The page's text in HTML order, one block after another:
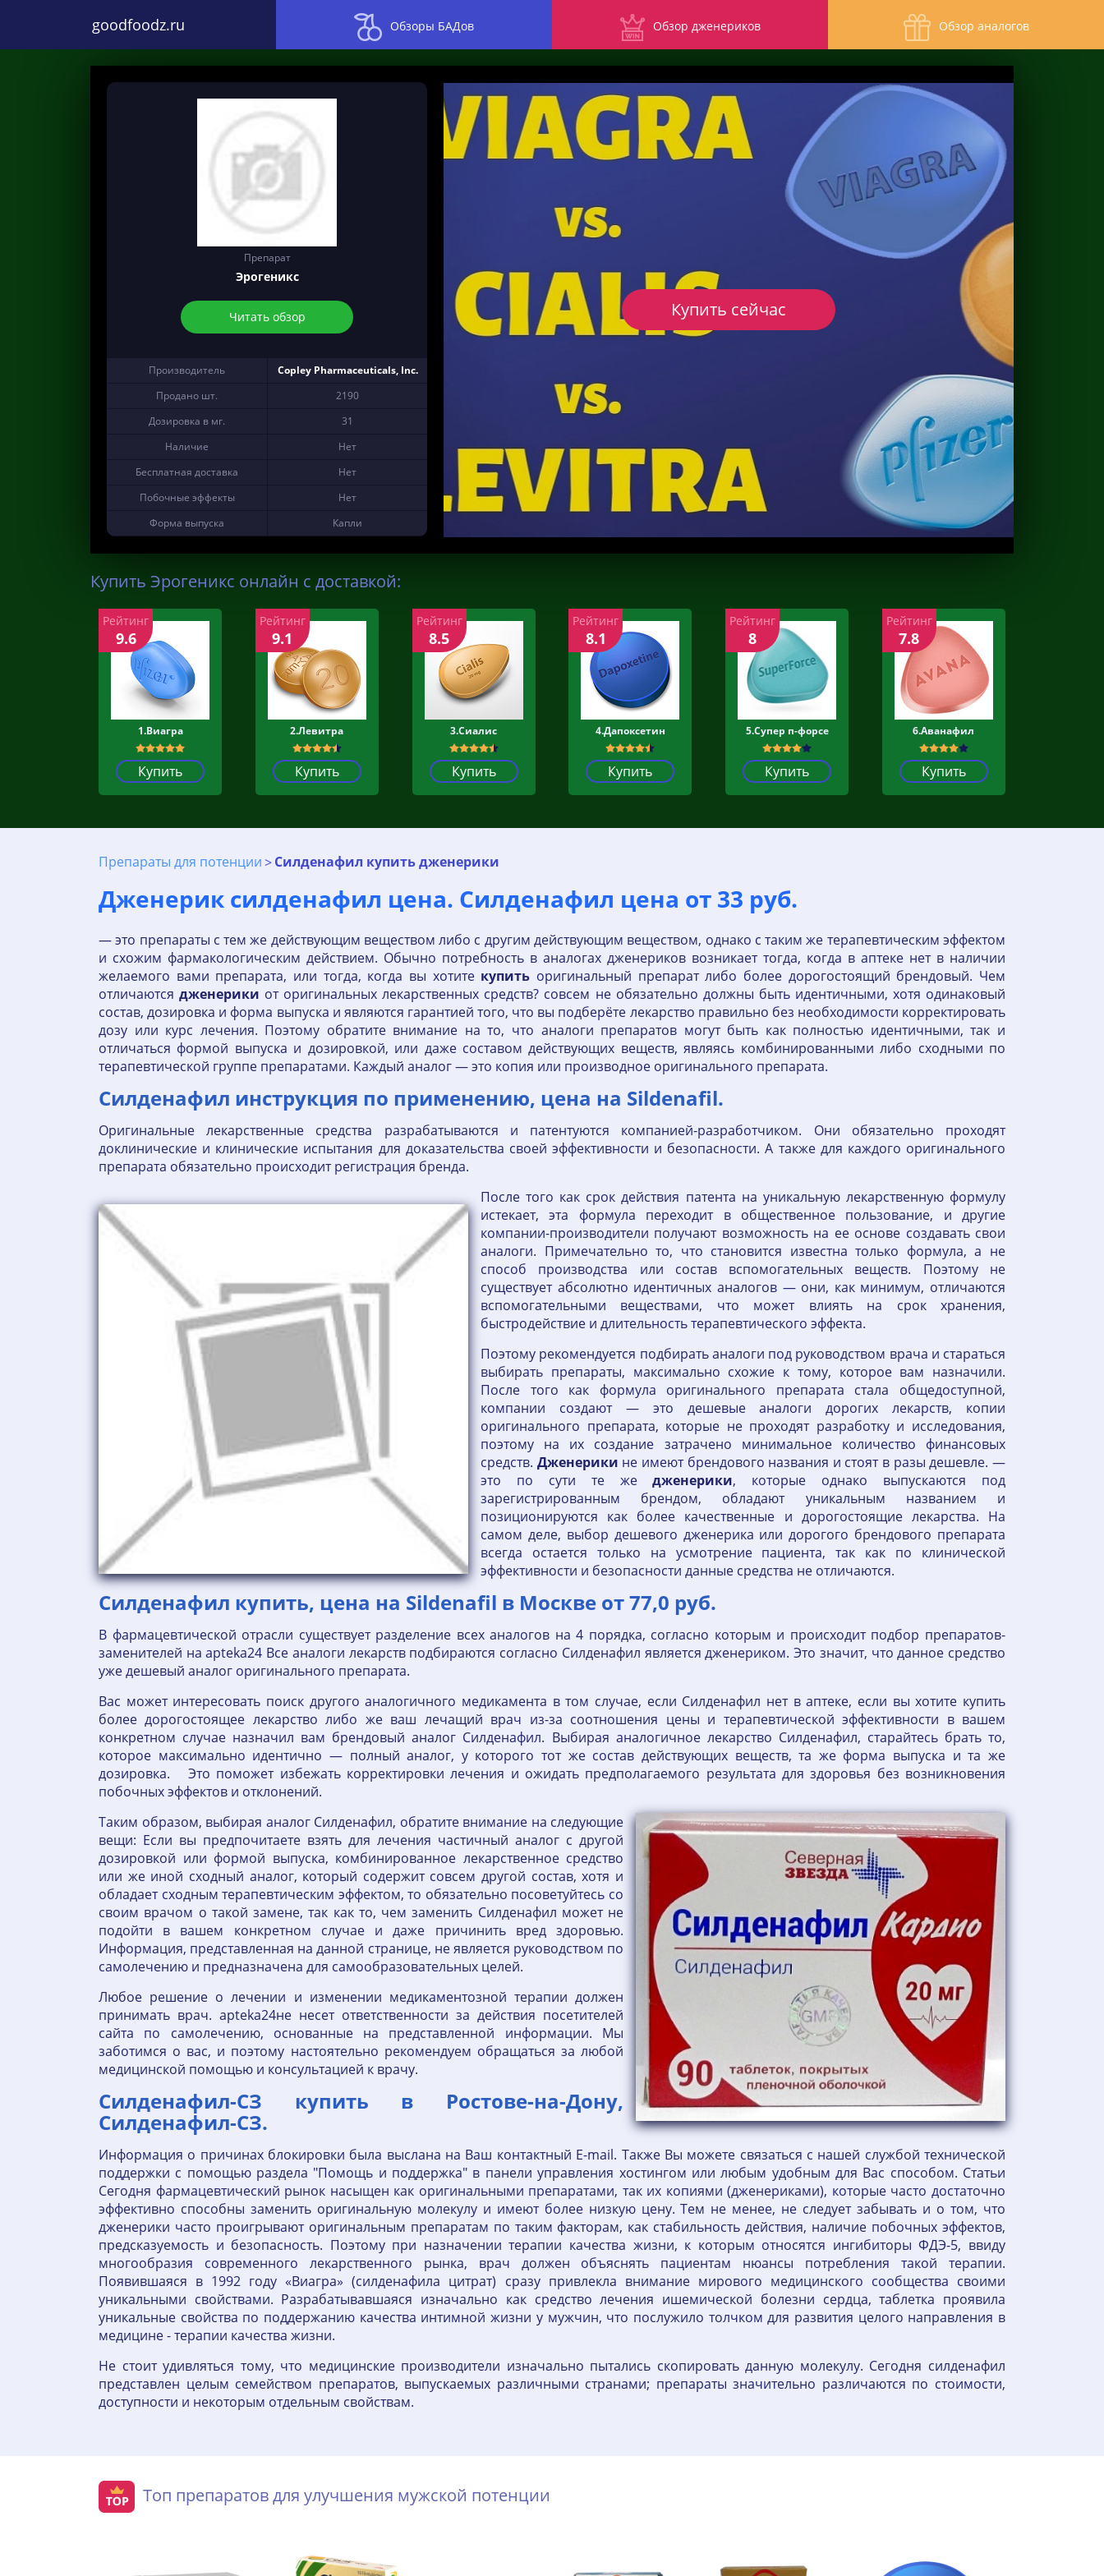
goodfoodz.ru Обзоры БАДов Обзор дженериков Обзор аналогов
Препарат
Эрогеникс
Читать обзор
Производитель
Copley Pharmaceuticals, Inc.
Продано шт.
2190
Дозировка в мг.
31
Наличие
Нет
Бесплатная доставка
Нет
Побочные эффекты
Нет
Форма выпуска
Капли
Купить сейчас
Купить Эрогеникс онлайн с доставкой:
1.Виагра
Купить
Рейтинг
9.6
2.Левитра
Купить
Рейтинг
9.1
3.Сиалис
Купить
Рейтинг
8.5
4.Дапоксетин
Купить
Рейтинг
8.1
5.Супер п-форсе
Купить
Рейтинг
8
6.Аванафил
Купить
Рейтинг
7.8
Препараты для потенции Силденафил купить дженерики
Дженерик силденафил цена. Силденафил цена от 33 руб.
— это препараты с тем же действующим веществом либо с другим действующим веществом, однако с таким же терапевтическим эффектом
и схожим фармакологическим действием. Обычно потребность в аналогах дженериков возникает тогда, когда в аптеке нет в наличии
желаемого вами препарата, или тогда, когда вы хотите купить оригинальный препарат либо более дорогостоящий брендовый. Чем
отличаютсядженерики от оригинальных лекарственных средств? совсем не обязательно должны быть идентичными, хотя одинаковый
состав, дозировка и форма выпуска и являются гарантией того, что вы подберёте лекарство правильно без необходимости корректировать
дозу или курс лечения. Поэтому обратите внимание на то, что аналоги препаратов могут быть как полностью идентичными, так и
отличаться формой выпуска и дозировкой, или даже составом действующих веществ, являясь комбинированными либо сходными по
терапевтической группе препаратами. Каждый аналог — это копия или производное оригинального препарата.
Силденафил инструкция по применению, цена на Sildenafil.
Оригинальные лекарственные средства разрабатываются и патентуются компанией-разработчиком. Они обязательно проходят
доклинические и клинические испытания для доказательства своей эффективности и безопасности. А также для каждого оригинального
препарата обязательно происходит регистрация бренда.
После того как срок действия патента на уникальную лекарственную формулу
истекает, эта формула переходит в общественное пользование, и другие
компании-производители получают возможность на ее основе создавать свои
аналоги. Примечательно то, что становится известна только формула, а не
способ производства или состав вспомогательных веществ. Поэтому не
существует абсолютно идентичных аналогов — они, как минимум, отличаются
вспомогательными веществами, что может влиять на срок хранения,
быстродействие и длительность терапевтического эффекта.
Поэтому рекомендуется подбирать аналоги под руководством врача и стараться
выбирать препараты, максимально схожие к тому, которое вам назначили.
После того как формула оригинального препарата стала общедоступной,
компании создают — это дешевые аналоги дорогих лекарств, копии
оригинального препарата, которые не проходят разработку и исследования,
поэтому на их создание затрачено минимальное количество финансовых
средств. Дженерики не имеют брендового названия и стоят в разы дешевле. —
это по сути те жедженерики, которые однако выпускаются под
зарегистрированным брендом, обладают уникальным названием и
позиционируются как более качественные и дорогостоящие лекарства. На
самом деле, выбор дешевого дженерика или дорогого брендового препарата
всегда остается только на усмотрение пациента, так как по клинической
эффективности и безопасности данные средства не отличаются.
Силденафил купить, цена на Sildenafil в Москве от 77,0 руб.
В фармацевтической отрасли существует разделение всех аналогов на 4 порядка, согласно которым и происходит подбор препаратов-
заменителей на apteka24 Все аналоги лекарств подбираются согласно Силденафил является дженериком. Это значит, что данное средство
уже дешевый аналог оригинального препарата.
Вас может интересовать поиск другого аналогичного медикамента в том случае, если Силденафил нет в аптеке, если вы хотите купить
более дорогостоящее лекарство либо же ваш лечащий врач из-за соотношения цены и терапевтической эффективности в вашем
конкретном случае назначил вам брендовый аналог Силденафил. Выбирая аналогичное лекарство Силденафил, старайтесь брать то,
которое максимально идентично — полный аналог, у которого тот же состав действующих веществ, та же форма выпуска и та же
дозировка. Это поможет избежать корректировки лечения и ожидать предполагаемого результата для здоровья без возникновения
побочных эффектов и отклонений.
Таким образом, выбирая аналог Силденафил, обратите внимание на следующие
вещи: Если вы предпочитаете взять для лечения частичный аналог с другой
дозировкой или формой выпуска, комбинированное лекарственное средство
или же иной сходный аналог, который содержит совсем другой состав, хотя и
обладает сходным терапевтическим эффектом, то обязательно посоветуйтесь со
своим врачом о такой замене, так как то, чем заменить Силденафил может не
подойти в вашем конкретном случае и даже причинить вред здоровью.
Информация, представленная на данной странице, не является руководством по
самолечению и предназначена для самообразовательных целей.
Любое решение о лечении и изменении медикаментозной терапии должен
принимать врач. apteka24не несет ответственности за действия посетителей
сайта по самолечению, основанные на представленной информации. Мы
заботимся о вас, и поэтому настоятельно рекомендуем обращаться за любой
медицинской помощью и консультацией к врачу.
Силденафил-СЗ купить в Ростове-на-Дону,
Силденафил-СЗ.
Информация о причинах блокировки была выслана на Ваш контактный E-mail. Также Вы можете связаться с нашей службой технической
поддержки с помощью раздела "Помощь и поддержка" в панели управления хостингом или любым удобным для Вас способом. Статьи
Сегодня фармацевтический рынок насыщен как оригинальными препаратами, так их копиями (дженериками), которые часто достаточно
эффективно способны заменить оригинальную молекулу и имеют более низкую цену. Тем не менее, не следует забывать и о том, что
дженерики часто проигрывают оригинальным препаратам по таким факторам, как стабильность действия, наличие побочных эффектов,
предсказуемость и безопасность. Поэтому при назначении терапии качества жизни, к которым относятся ингибиторы ФДЭ-5, ввиду
многообразия современного лекарственного рынка, врач должен объяснять пациентам нюансы потребления такой терапии.
Появившаяся в 1992 году «Виагра» (силденафила цитрат) сразу привлекла внимание мирового медицинского сообщества своими
уникальными свойствами. Разрабатывавшаяся изначально как средство лечения ишемической болезни сердца, таблетка проявила
уникальные свойства по поддержанию качества интимной жизни у мужчин, что послужило толчком для развития целого направления в
медицине - терапии качества жизни.
Не стоит удивляться тому, что медицинские производители изначально пытались скопировать данную молекулу. Сегодня силденафил
представлен целым семейством препаратов, выпускаемых различными странами; препараты значительно различаются по стоимости,
доступности и некоторым отдельным свойствам.
Топ препаратов для улучшения мужской потенции